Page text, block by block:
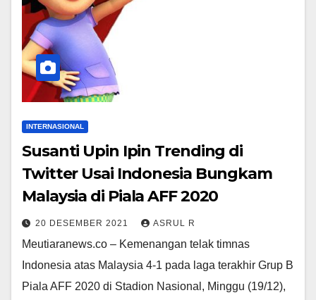
INTERNASIONAL
Susanti Upin Ipin Trending di
Twitter Usai Indonesia Bungkam
Malaysia di Piala AFF 2020
20 DESEMBER 2021 ASRUL R
Meutiaranews.co – Kemenangan telak timnas
Indonesia atas Malaysia 4-1 pada laga terakhir Grup B
Piala AFF 2020 di Stadion Nasional, Minggu (19/12),